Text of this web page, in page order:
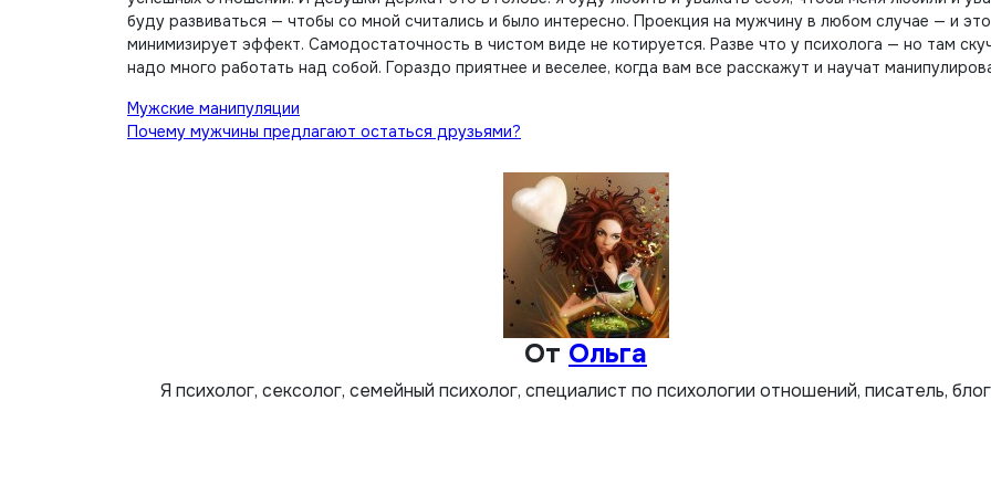
буду развиваться — чтобы со мной считались и было интересно. Проекция на мужчину в любом случае — и это
минимизирует эффект. Самодостаточность в чистом виде не котируется. Разве что у психолога — но там
надо много работать над собой. Гораздо приятнее и веселее, когда вам все расскажут и научат
Навигация
Мужские манипуляции
Почему мужчины предлагают остаться друзьями?
От Ольга
Я психолог, сексолог, семейный психолог, специалист по психологии отношений, писатель,